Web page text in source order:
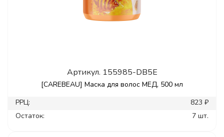
Артикул. 155985-DB5E
[CAREBEAU] Маска для волос МЕД, 500 мл
РРЦ:
823 ₽
Остаток:
7 шт.